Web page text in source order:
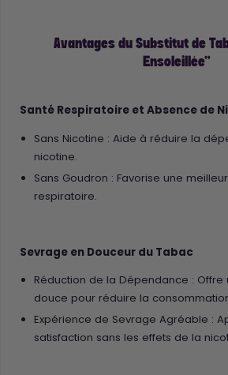
Avantages du Substitut de
Ensoleillée"
Santé Respiratoire et Absence de
Sans Nicotine : Aide à réduire la
nicotine.
Sans Goudron : Favorise une
respiratoire.
Sevrage en Douceur du Tabac
Réduction de la Dépendance : Offre
douce pour réduire la
Expérience de Sevrage Agréable :
satisfaction sans les effets de la